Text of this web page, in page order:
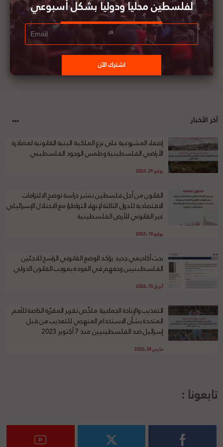
آخر الأخبار
إضفاء المشروعية على نزع الملكية: البنية القانونية لمصادرة
الأراضي الفلسطينية وطمس الوجود الفلسطيني
يوليو 29, 2026
القانون من أجل فلسطين تنشر دراسة توضح الالتزامات
الاقتصادية للدول الثالثة لإنهاء التواطؤ مع الاحتلال الإسرائيلي
غير القانوني للأرض الفلسطينية
يوليو 18, 2026
بحث أكاديمي جديد يؤكد الوضع القانوني الراسخ للاجئين
الفلسطينيين وحقهم في العودة بموجب القانون الدولي
أبريل 15, 2026
التعذيب والإبادة الجماعية: ملخّص تقرير المقرّرة الخاصة للأمم
المتحدة بشأن الاستخدام المنهجي للتعذيب من قبل
إسرائيل ضد الفلسطينيين منذ 7 أكتوبر 2023
مارس 24, 2026
تابعونا :
لفلسطين محليا ودوليا بشكل أسبوعي